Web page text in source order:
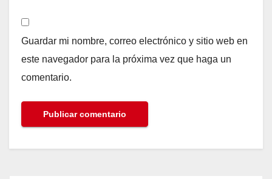
Guardar mi nombre, correo electrónico y sitio web en
este navegador para la próxima vez que haga un
comentario.